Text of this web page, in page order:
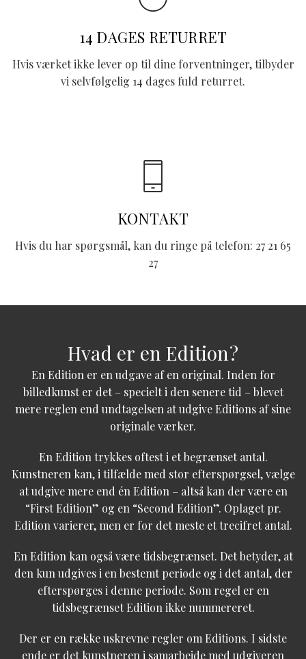
14 DAGES RETURRET
Hvis værket ikke lever op til dine forventninger, tilbyder
vi selvfølgelig 14 dages fuld returret.
KONTAKT
Hvis du har spørgsmål, kan du ringe på telefon: 27 21 65
27
Hvad er en Edition?
En Edition er en udgave af en original. Inden for
billedkunst er det – specielt i den senere tid – blevet
mere reglen end undtagelsen at udgive Editions af sine
originale værker.
En Edition trykkes oftest i et begrænset antal.
Kunstneren kan, i tilfælde med stor efterspørgsel, vælge
at udgive mere end én Edition – altså kan der være en
“First Edition” og en “Second Edition”. Oplaget pr.
Edition varierer, men er for det meste et trecifret antal.
En Edition kan også være tidsbegrænset. Det betyder, at
den kun udgives i en bestemt periode og i det antal, der
efterspørges i denne periode. Som regel er en
tidsbegrænset Edition ikke nummereret.
Der er en række uskrevne regler om Editions. I sidste
ende er det kunstneren i samarbejde med udgiveren